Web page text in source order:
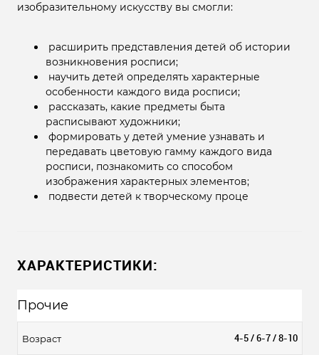
изобразительному искусству вы смогли:
расширить представления детей об истории
возникновения росписи;
научить детей определять характерные
особенности каждого вида росписи;
рассказать, какие предметы быта
расписывают художники;
формировать у детей умение узнавать и
передавать цветовую гамму каждого вида
росписи, познакомить со способом
изображения характерных элементов;
подвести детей к творческому проце
ХАРАКТЕРИСТИКИ:
Прочие
Возраст 4-5 / 6-7 / 8-10